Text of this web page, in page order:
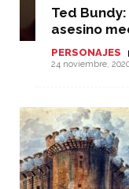
Ted
asesino
PERSONAJES
24 noviembre,